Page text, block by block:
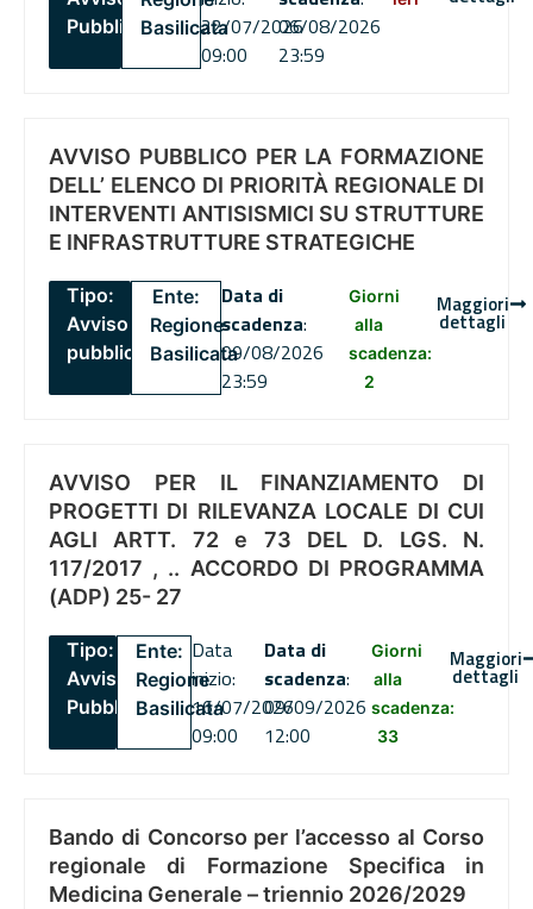
PubblicoBasilicata22/07/2026
09:00
06/08/2026
23:59
AVVISO PUBBLICO PER LA FORMAZIONE
DELL’ ELENCO DI PRIORITÀ REGIONALE DI
INTERVENTI ANTISISMICI SU STRUTTURE
E INFRASTRUTTURE STRATEGICHE
Tipo:
Avviso
pubblico
Ente:
Regione
Basilicata
Data di
scadenza:
09/08/2026
23:59
Giorni
alla
scadenza:
2
Maggiori
dettagli
AVVISO PER IL FINANZIAMENTO DI
PROGETTI DI RILEVANZA LOCALE DI CUI
AGLI ARTT. 72 e 73 DEL D. LGS. N.
117/2017 , .. ACCORDO DI PROGRAMMA
(ADP) 25- 27
Tipo:
Avviso
Pubblico
Ente:
Regione
Basilicata
Data
inizio:
16/07/2026
09:00
Data di
scadenza:
09/09/2026
12:00
Giorni
alla
scadenza:
33
Maggiori
dettagli
Bando di Concorso per l’accesso al Corso
regionale di Formazione Specifica in
Medicina Generale – triennio 2026/2029